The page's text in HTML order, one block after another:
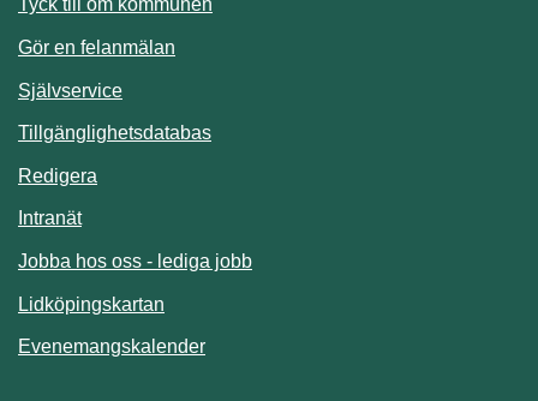
Tyck till om kommunen
Gör en felanmälan
SjälvserviceLänk till annan webbplats.
TillgänglighetsdatabasLänk till annan webbplats.
Redigera
IntranätLänk till annan webbplats.
Jobba hos oss - lediga jobb
Lidköpingskartan
EvenemangskalenderLänk till annan webbplats.